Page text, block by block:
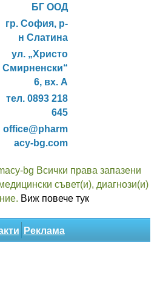
БГ ООД
гр. София, р-
н Слатина
ул. „Христо
Смирненски“
6, вх. А
тел. 0893 218
645
office@pharm
acy-bg.com
bg Всички права запазени
съвет(и), диагнози(и)
Виж повече тук
Реклама